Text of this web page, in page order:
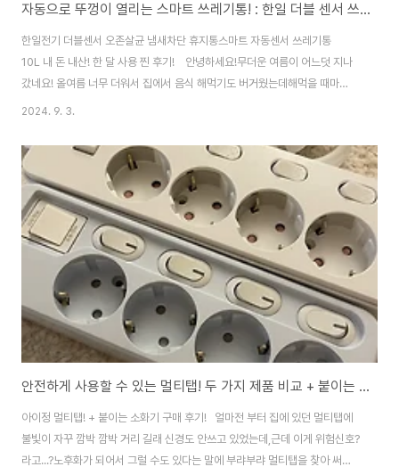
자동으로 뚜껑이 열리는 스마트 쓰레기통! : 한일 더블 센서 쓰레기통
한일전기 더블센서 오존살균 냄새차단 휴지통스마트 자동센서 쓰레기통
10L 내 돈 내산! 한 달 사용 찐 후기! 안녕하세요!무더운 여름이 어느덧 지나
갔네요! 올여름 너무 더워서 집에서 음식 해먹기도 버거웠는데해먹을 때마
다 나오는 자잘한 쓰레기들,,완전 날파리와의 전쟁이었죠 네네,,,ㅋㅋ 집에서
자꾸 냄새는 올라고오, 뚜껑 위에 묵직한 걸 하나 받쳐놓고 쓰자니너무 불편해
서 이 기회에 매번 고장 나기만을 바랐던 사람처럼?ㅋㅋ쓰레기통을 구매해 버
렸습니다!참고로 약간의 핑크 덕후 이기에,,,ㅋㅋ 과감히 핑크로 선택했쥬 ㅋ
ㅋ 근데 뭐야 너무 이쁜 베이핑크자나!!! 위의 사진이 색감이 실물과 그나마 비
슷합니당 >. 쓰레기통..
2024. 9. 3.
안전하게 사용할 수 있는 멀티탭! 두 가지 제품 비교 + 붙이는 소화기 : 내돈내산 아이정 멀티탭
아이정 멀티탭! + 붙이는 소화기 구매 후기! 얼마전 부터 집에 있던 멀티탭에
불빛이 자꾸 깜박 깜박 거리 길래 신경도 안쓰고 있었는데,근데 이게 위험신호?
라고...?노후화가 되어서 그럴 수도 있다는 말에 부랴부랴 멀티탭을 찾아 써치